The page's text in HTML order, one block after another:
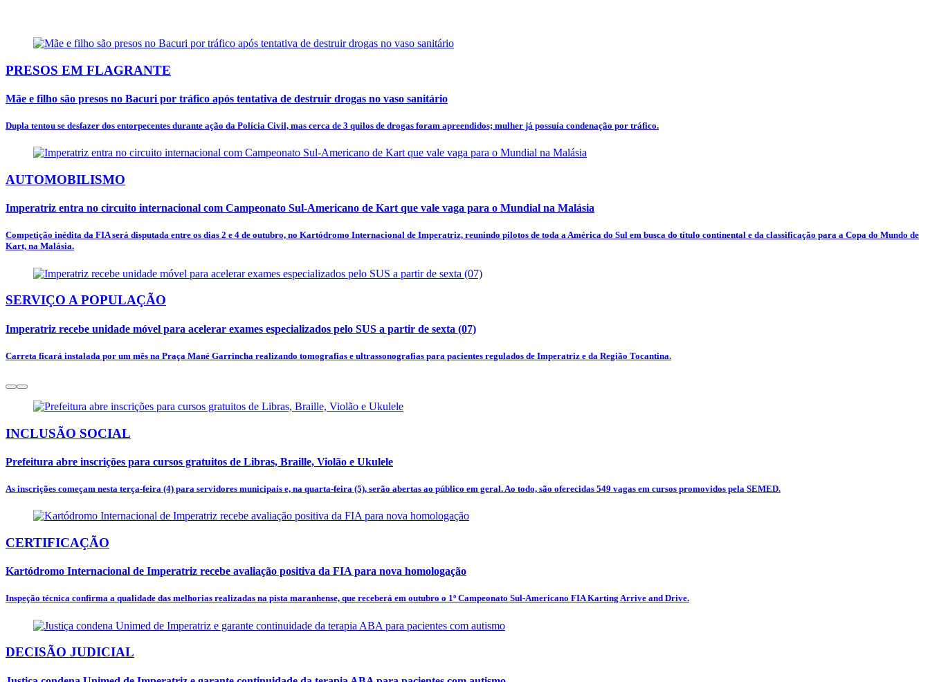
PRESOS EM FLAGRANTE
Mãe e filho são presos no Bacuri por tráfico após tentativa de destruir drogas no vaso sanitário
Dupla tentou se desfazer dos entorpecentes durante ação da Polícia Civil, mas cerca de 3 quilos de drogas foram apreendidos; mulher já possuía condenação por tráfico.
AUTOMOBILISMO
Imperatriz entra no circuito internacional com Campeonato Sul-Americano de Kart que vale vaga para o Mundial na Malásia
Competição inédita da FIA será disputada entre os dias 2 e 4 de outubro, no Kartódromo Internacional de Imperatriz, reunindo pilotos de toda a América do Sul em busca do título continental e da classificação para a Copa do Mundo de
Kart, na Malásia.
SERVIÇO A POPULAÇÃO
Imperatriz recebe unidade móvel para acelerar exames especializados pelo SUS a partir de sexta (07)
Carreta ficará instalada por um mês na Praça Mané Garrincha realizando tomografias e ultrassonografias para pacientes regulados de Imperatriz e da Região Tocantina.
INCLUSÃO SOCIAL
Prefeitura abre inscrições para cursos gratuitos de Libras, Braille, Violão e Ukulele
As inscrições começam nesta terça-feira (4) para servidores municipais e, na quarta-feira (5), serão abertas ao público em geral. Ao todo, são oferecidas 549 vagas em cursos promovidos pela SEMED.
CERTIFICAÇÃO
Kartódromo Internacional de Imperatriz recebe avaliação positiva da FIA para nova homologação
Inspeção técnica confirma a qualidade das melhorias realizadas na pista maranhense, que receberá em outubro o 1º Campeonato Sul-Americano FIA Karting Arrive and Drive.
DECISÃO JUDICIAL